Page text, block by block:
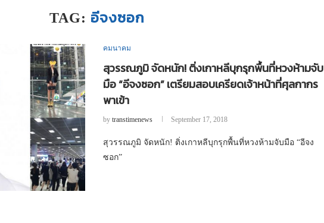
TAG: อีจงซอก
คมนาคม
สุวรรณภูมิ จัดหนัก! ติ่งเกาหลีบุกรุกพื้นที่หวงห้ามจับ
มือ “อีจงซอก” เตรียมสอบเครียดเจ้าหน้าที่ศุลกากร
พาเข้า
by transtimenews September 17, 2018
สุวรรณภูมิ จัดหนัก! ติ่งเกาหลีบุกรุกพื้นที่หวงห้ามจับมือ “อีจง
ซอก”